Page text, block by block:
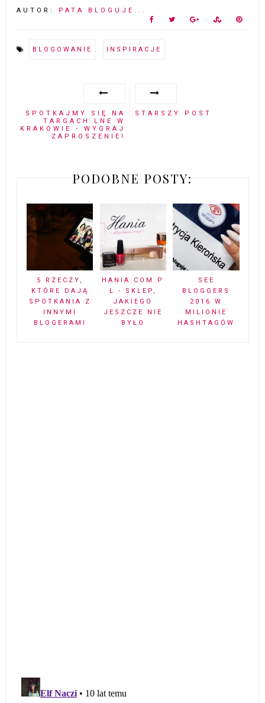
AUTOR: PATA BLOGUJE...
BLOGOWANIE INSPIRACJE
SPOTKAJMY SIĘ NA
TARGACH LNE W
KRAKOWIE - WYGRAJ
ZAPROSZENIE!
STARSZY POST
PODOBNE POSTY:
5 RZECZY,
KTÓRE DAJĄ
SPOTKANIA Z
INNYMI
BLOGERAMI
HANIA.COM.P
L - SKLEP,
JAKIEGO
JESZCZE NIE
BYŁO
SEE
BLOGGERS
2016 W
MILIONIE
HASHTAGÓW